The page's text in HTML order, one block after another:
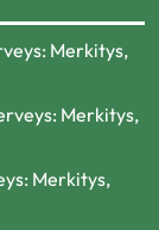
Merkitys,
Merkitys,
Merkitys,